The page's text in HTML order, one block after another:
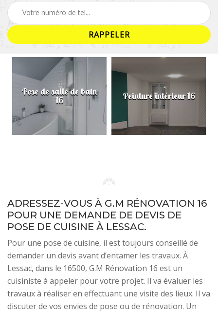
Pose de salle de bain
16 Peinture intérieur 16
ADRESSEZ-VOUS À G.M RÉNOVATION 16
POUR UNE DEMANDE DE DEVIS DE
POSE DE CUISINE À LESSAC.
Pour une pose de cuisine, il est toujours conseillé de
demander un devis avant d’entamer les travaux. À
Lessac, dans le 16500, G.M Rénovation 16 est un
cuisiniste à appeler pour votre projet. Il va évaluer les
travaux à réaliser en effectuant une visite des lieux. Il va
discuter de vos envies de pose ou de rénovation. Un